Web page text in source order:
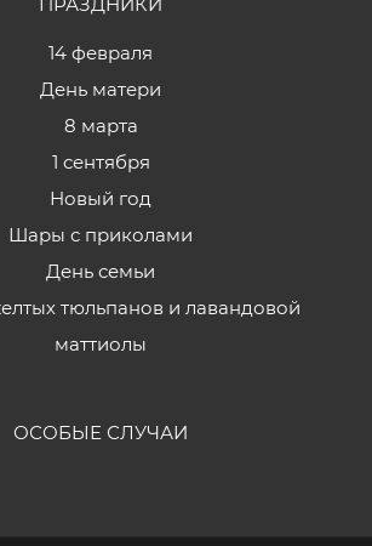
14 февраля
День матери
8 марта
1 сентября
Новый год
Шары с приколами
День семьи
тюльпанов и лавандовой
маттиолы
ОСОБЫЕ СЛУЧАИ